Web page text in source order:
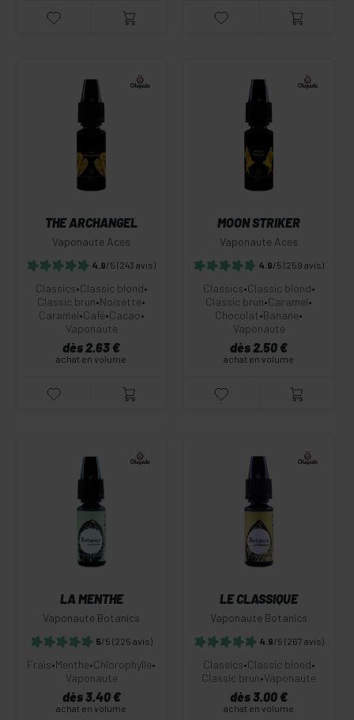
THE ARCHANGEL
Vaponaute Aces
4.9/5 (243 avis)
Classics•Classic blond•
Classic brun•Noisette•
Caramel•Café•Cacao•
Vaponaute
dès 2.63 €
achat en volume
MOON STRIKER
Vaponaute Aces
4.9/5 (259 avis)
Classics•Classic blond•
Classic brun•Caramel•
Chocolat•Banane•
Vaponaute
dès 2.50 €
achat en volume
LA MENTHE
Vaponaute Botanics
5/5 (225 avis)
Frais•Menthe•Chlorophylle•
Vaponaute
dès 3.40 €
achat en volume
LE CLASSIQUE
Vaponaute Botanics
4.9/5 (267 avis)
Classics•Classic blond•
Classic brun•Vaponaute
dès 3.00 €
achat en volume